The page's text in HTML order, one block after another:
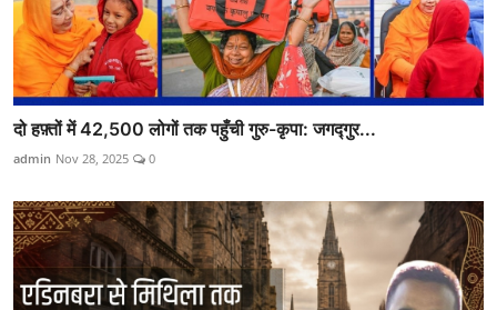
दो हफ़्तों में 42,500 लोगों तक पहुँची गुरु-कृपा: जगद्गुर...
admin Nov 28, 2025 0